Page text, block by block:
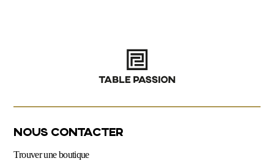
NOUS CONTACTER
Trouver une boutique